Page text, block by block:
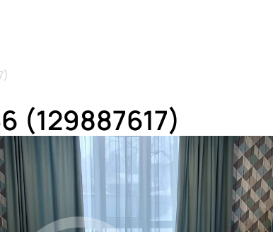
(129887617)